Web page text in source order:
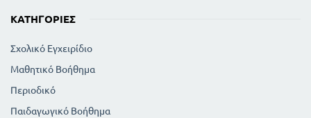
ΚΑΤΗΓΟΡΊΕΣ
Σχολικό Εγχειρίδιο
Μαθητικό Βοήθημα
Περιοδικό
Παιδαγωγικό Βοήθημα